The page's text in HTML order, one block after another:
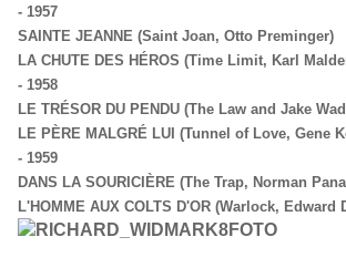
- 1957
SAINTE JEANNE (Saint Joan, Otto Preminger)
LA CHUTE DES HÉROS (Time Limit, Karl
- 1958
LE TRÉSOR DU PENDU (The Law and Jake
LE PÈRE MALGRÉ LUI (Tunnel of Love, Gene
- 1959
DANS LA SOURICIÈRE (The Trap, Norman
L'HOMME AUX COLTS D'OR (Warlock, Edward